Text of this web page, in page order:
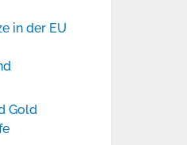
in der EU
Gold